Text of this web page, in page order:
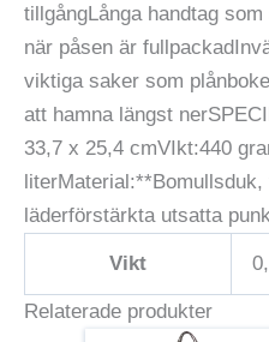
tillgångLånga handtag
när påsen är
viktiga saker som
att hamna längst
33,7 x 25,4 cmVIkt:440
literMaterial:**Bomullsduk,
läderförstärkta utsatta
Vikt
Relaterade produkter